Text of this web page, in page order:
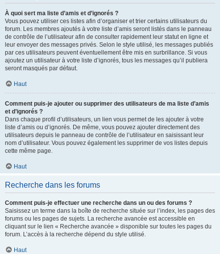
À quoi sert ma liste d’amis et d’ignorés ?
Vous pouvez utiliser ces listes afin d’organiser et trier certains utilisateurs du
forum. Les membres ajoutés à votre liste d’amis seront listés dans le panneau
de contrôle de l’utilisateur afin de consulter rapidement leur statut en ligne et
leur envoyer des messages privés. Selon le style utilisé, les messages publiés
par ces utilisateurs peuvent éventuellement être mis en surbrillance. Si vous
ajoutez un utilisateur à votre liste d’ignorés, tous les messages qu’il publiera
seront masqués par défaut.
Haut
Comment puis-je ajouter ou supprimer des utilisateurs de ma liste d’amis
et d’ignorés ?
Dans chaque profil d’utilisateurs, un lien vous permet de les ajouter à votre
liste d’amis ou d’ignorés. De même, vous pouvez ajouter directement des
utilisateurs depuis le panneau de contrôle de l’utilisateur en saisissant leur
nom d’utilisateur. Vous pouvez également les supprimer de vos listes depuis
cette même page.
Haut
Recherche dans les forums
Comment puis-je effectuer une recherche dans un ou des forums ?
Saisissez un terme dans la boîte de recherche située sur l’index, les pages des
forums ou les pages de sujets. La recherche avancée est accessible en
cliquant sur le lien « Recherche avancée » disponible sur toutes les pages du
forum. L’accès à la recherche dépend du style utilisé.
Haut